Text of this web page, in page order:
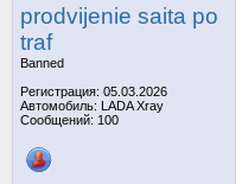
prodvijenie saita po
traf
Banned
Регистрация: 05.03.2026
Автомобиль: LADA Xray
Сообщений: 100